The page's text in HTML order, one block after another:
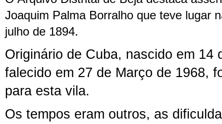
Joaquim Palma Borralho que teve lugar
julho de 1894.
Originário de Cuba, nascido em 14
falecido em 27 de Março de 1968,
para esta vila.
Os tempos eram outros, as